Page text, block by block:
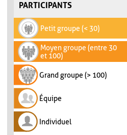
PARTICIPANTS
Petit groupe (< 30)
Moyen groupe (entre 30
et 100)
Grand groupe (> 100)
Équipe
Individuel